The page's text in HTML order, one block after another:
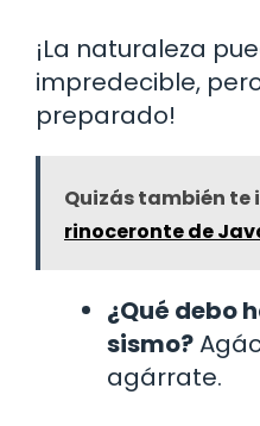
¡La naturaleza
impredecible,
preparado!
Quizás también te
rinoceronte de
¿Qué debo
sismo?
agárrate.